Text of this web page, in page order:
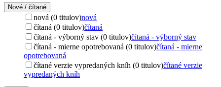
Nové / čítané
nová (0 titulov)nová
čítaná (0 titulov)čítaná
čítaná - výborný stav (0 titulov)čítaná - výborný stav
čítaná - mierne opotrebovaná (0 titulov)čítaná - mierne
opotrebovaná
čítané verzie vypredaných kníh (0 titulov)čítané verzie
vypredaných kníh